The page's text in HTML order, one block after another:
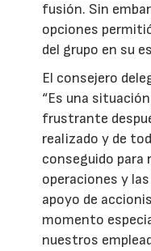
fusión. Sin
opciones
del grupo en su
El consejero
“Es una
frustrante
realizado y de
conseguido para
operaciones y
apoyo de
momento
nuestros